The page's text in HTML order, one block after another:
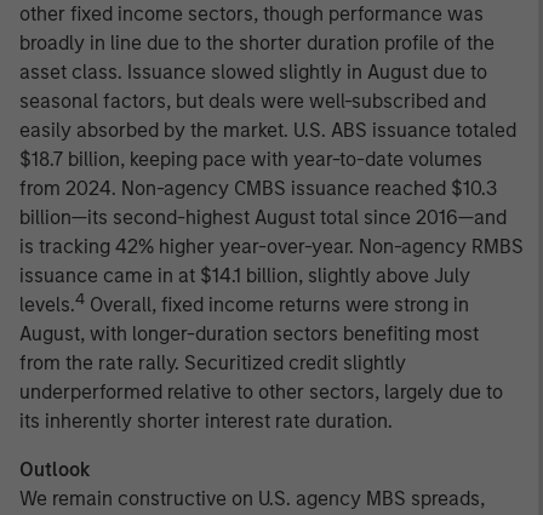
other fixed income sectors, though performance was
broadly in line due to the shorter duration profile of the
asset class. Issuance slowed slightly in August due to
seasonal factors, but deals were well-subscribed and
easily absorbed by the market. U.S. ABS issuance totaled
$18.7 billion, keeping pace with year-to-date volumes
from 2024. Non-agency CMBS issuance reached $10.3
billion—its second-highest August total since 2016—and
is tracking 42% higher year-over-year. Non-agency RMBS
issuance came in at $14.1 billion, slightly above July
levels.4 Overall, fixed income returns were strong in
August, with longer-duration sectors benefiting most
from the rate rally. Securitized credit slightly
underperformed relative to other sectors, largely due to
its inherently shorter interest rate duration.
Outlook
We remain constructive on U.S. agency MBS spreads,